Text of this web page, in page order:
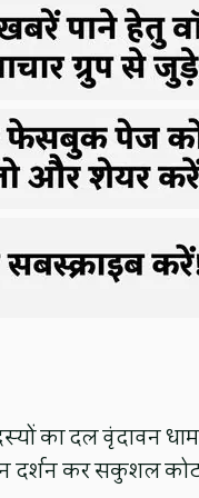
का दल वृंदावन
दर्शन कर सकुशल